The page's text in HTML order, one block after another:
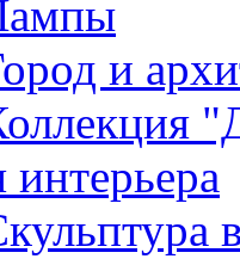
и
интерьера